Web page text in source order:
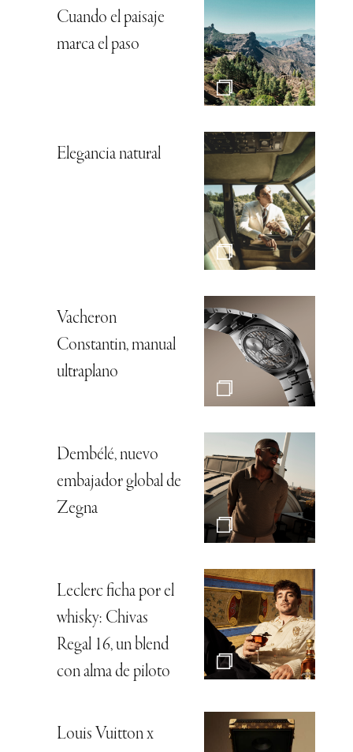
Cuando el paisaje
marca el paso
Elegancia natural
Vacheron
Constantin, manual
ultraplano
Dembélé, nuevo
embajador global de
Zegna
Leclerc ficha por el
whisky: Chivas
Regal 16, un blend
con alma de piloto
Louis Vuitton x